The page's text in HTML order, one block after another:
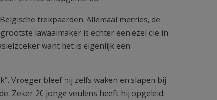
trekpaarden. Allemaal merries, de
lawaaimaker is echter een ezel die in
want het is eigenlijk een
Vroeger bleef hij zelfs waken en slapen bij
Zeker 20 jonge veulens heeft hij opgeleid: